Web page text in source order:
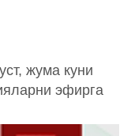
жума куни
эфирга